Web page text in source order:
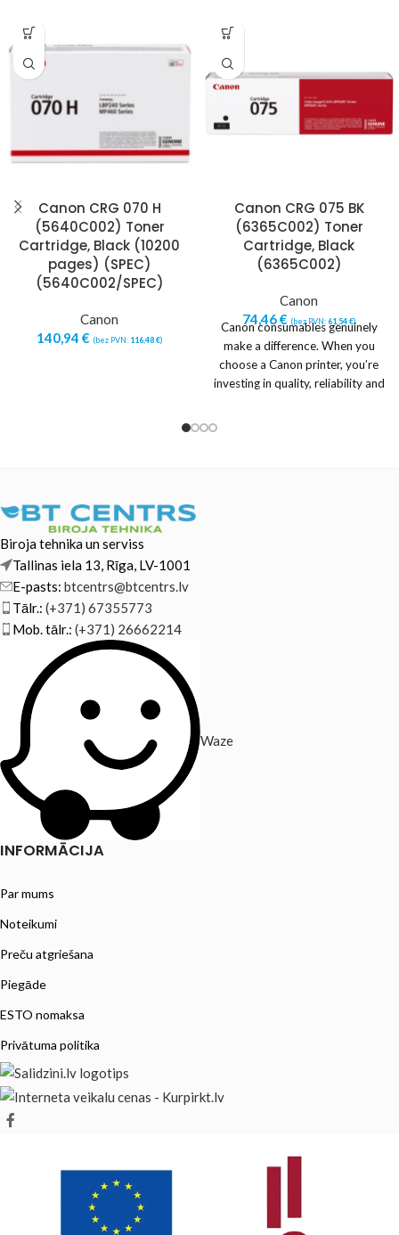
Canon CRG 070 H
(5640C002) Toner
Cartridge, Black (10200
pages) (SPEC)
(5640C002/SPEC)
Canon
140,94 € (bez PVN: 116,48€)
Canon CRG 075 BK
(6365C002) Toner
Cartridge, Black
(6365C002)
Canon
74,46€ (bez PVN:61,54€)
Canon consumables genuinely
make a difference. When you
choose a Canon printer, you’re
investing in quality, reliability and
Biroja tehnika un serviss
Tallinas iela 13, Rīga, LV-1001
E-pasts: btcentrs@btcentrs.lv
Tālr.: (+371) 67355773
Mob. tālr.: (+371) 26662214
Waze
INFORMĀCIJA
Par mums
Noteikumi
Preču atgriešana
Piegāde
ESTO nomaksa
Privātuma politika